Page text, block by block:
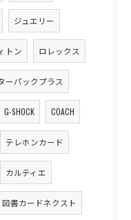
ジュエリー
トン ロレックス
ーパックプラス
G-SHOCK COACH
テレホンカード
カルティエ
図書カードネクスト